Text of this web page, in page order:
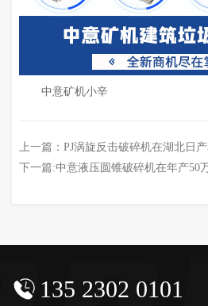
中意矿机小辛
上一篇：PJ涡旋反击破碎机在湖北日产
下一篇:中意液压圆锥破碎机在年产50万
135 2302 0101